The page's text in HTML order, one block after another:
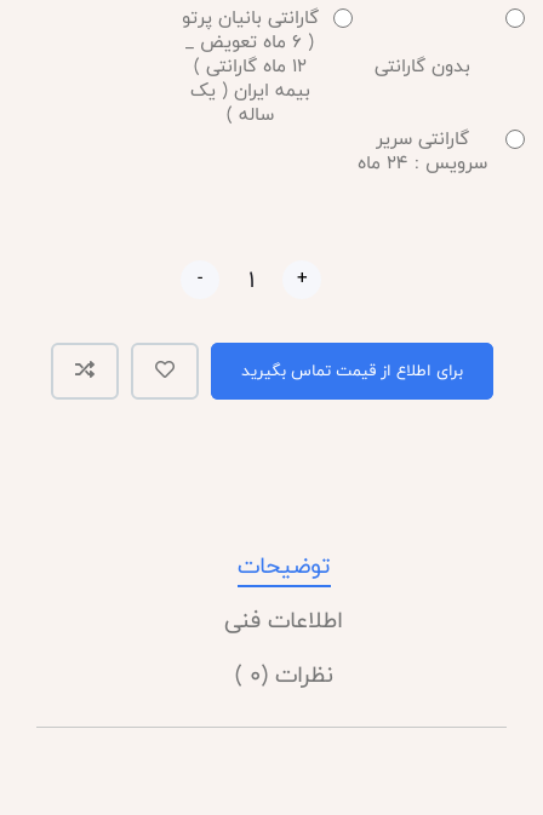
بدون گارانتی
گارانتی بانیان پرتو
( 6 ماه تعویض _
12 ماه گارانتی )
بیمه ایران ( یک
ساله )
گارانتی سریر
سرویس : 24 ماه
- +
برای اطلاع از قیمت تماس بگیرید
توضیحات
اطلاعات فنی
نظرات (0 )